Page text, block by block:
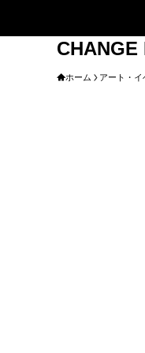
CHANGE
ホーム アート・イ